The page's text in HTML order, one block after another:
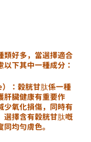
類好多，當選擇適合
下其中一種成分：
：穀胱甘肽係一種
肝臟健康有重要作
少氧化損傷，同時有
選擇含有穀胱甘肽嘅
均勻膚色。